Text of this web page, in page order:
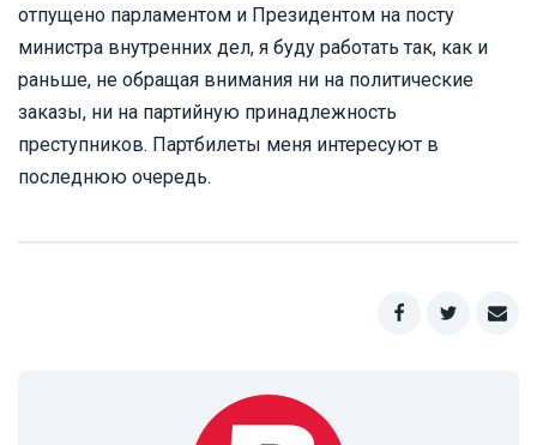
отпущено парламентом и Президентом на посту
министра внутренних дел, я буду работать так, как и
раньше, не обращая внимания ни на политические
заказы, ни на партийную принадлежность
преступников. Партбилеты меня интересуют в
последнюю очередь.